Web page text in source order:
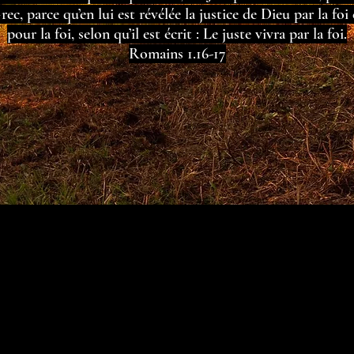
parce qu’en lui est révélée la justice de Dieu par la foi
pour la foi, selon qu’il est écrit : Le juste vivra par la foi.
Romains 1.16-17